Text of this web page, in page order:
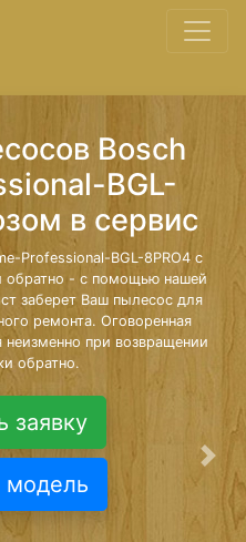
Bosch
BGL-
в сервис
Professional-BGL-8PRO4 с
обратно - с помощью нашей
заберет Ваш пылесос для
ремонта. Оговоренная
неизменно при возвращении
обратно.
заявку
модель